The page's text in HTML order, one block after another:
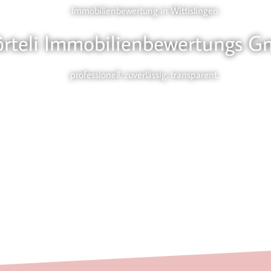
Immobilienbewertung in Wittislingen
Immobilienbewertungs
professionell. zuverlässig. transparent.